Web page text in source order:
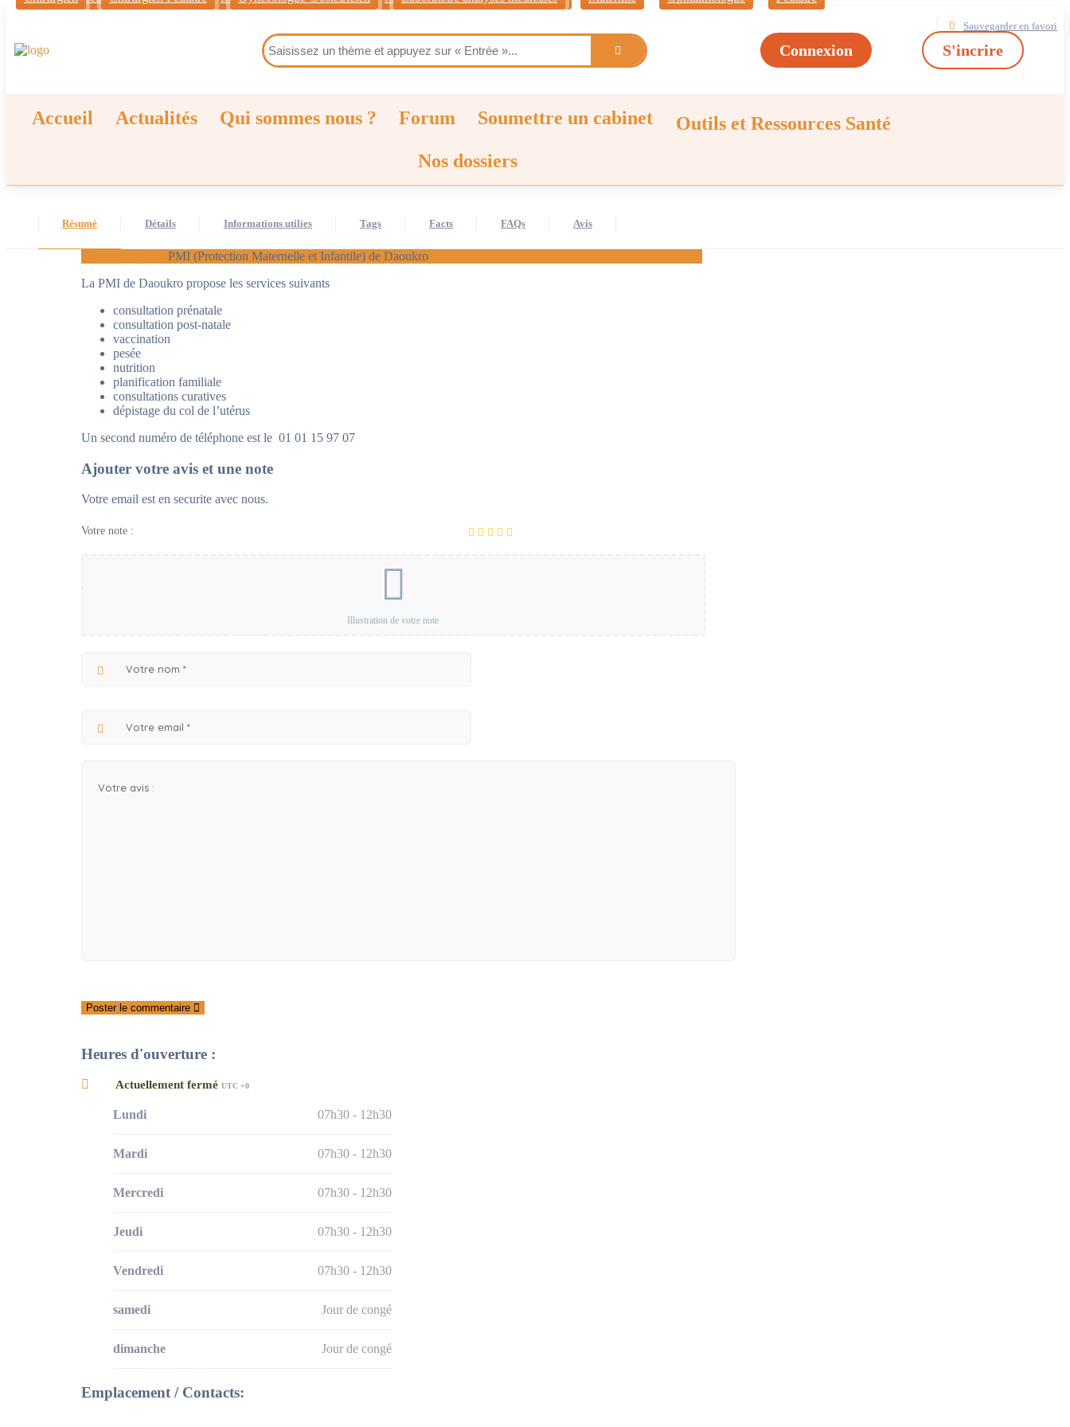
Connexion S'incrire
Accueil Actualités Qui sommes nous ? Forum Soumettre un cabinet
Outils et Ressources Santé
Nos dossiers
Résumé Détails Informations utilies Tags Facts FAQs Avis
Sauvegarder en favori
PMI (Protection Maternelle et Infantile) de Daoukro
La PMI de Daoukro propose les services suivants
consultation prénatale
consultation post-natale
vaccination
pesée
nutrition
planification familiale
consultations curatives
dépistage du col de l’utérus
Un second numéro de téléphone est le 01 01 15 97 07
Ajouter votre avis et une note
Votre email est en securite avec nous.
Votre note :
Illustration de votre note
Poster le commentaire
Heures d'ouverture :
Actuellement fermé UTC +0
Lundi 07h30 - 12h30
Mardi 07h30 - 12h30
Mercredi 07h30 - 12h30
Jeudi 07h30 - 12h30
Vendredi 07h30 - 12h30
samedi Jour de congé
dimanche Jour de congé
Emplacement / Contacts: